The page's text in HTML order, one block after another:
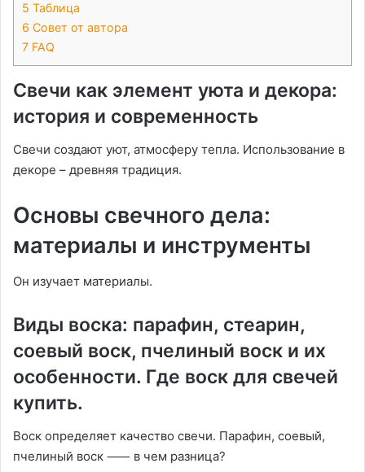
5 Таблица
6 Совет от автора
7 FAQ
Свечи как элемент уюта и декора:
история и современность
Свечи создают уют, атмосферу тепла. Использование в
декоре – древняя традиция.
Основы свечного дела:
материалы и инструменты
Он изучает материалы.
Виды воска: парафин, стеарин,
соевый воск, пчелиный воск и их
особенности. Где воск для свечей
купить.
Воск определяет качество свечи. Парафин, соевый,
пчелиный воск ⸺ в чем разница?